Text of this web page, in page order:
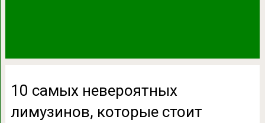
10 самых невероятных
лимузинов, которые стоит